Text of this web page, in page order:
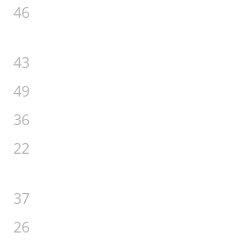
46
43
49
36
22
37
26